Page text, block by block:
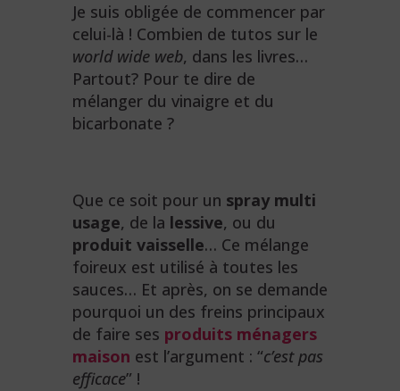
Je suis obligée de commencer par
celui-là ! Combien de tutos sur le
world wide web, dans les livres…
Partout? Pour te dire de
mélanger du vinaigre et du
bicarbonate ?
Que ce soit pour un spray multi
usage, de la lessive, ou du
produit vaisselle… Ce mélange
foireux est utilisé à toutes les
sauces… Et après, on se demande
pourquoi un des freins principaux
de faire ses produits ménagers
maison est l’argument : “c’est pas
efficace” !